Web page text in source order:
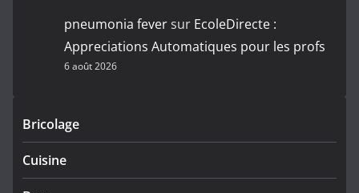
pneumonia feversur EcoleDirecte :
Appreciations Automatiques pour les profs
6 août 2026
Bricolage
Cuisine